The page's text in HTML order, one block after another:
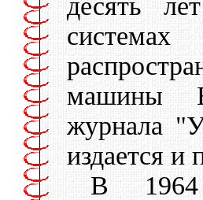
десять
машины
журнала
издается и
В 1964